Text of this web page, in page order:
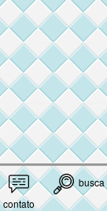
contato
busca